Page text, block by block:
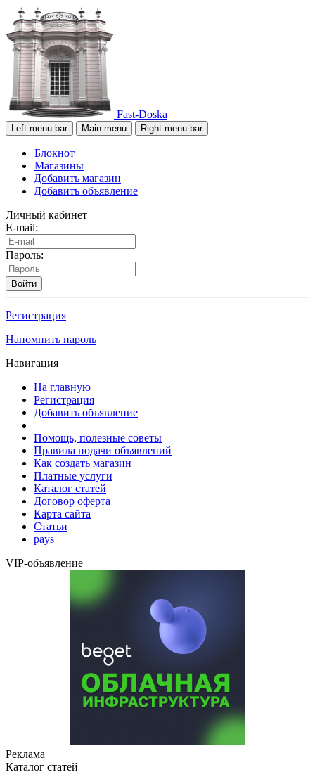
Fast-Doska
Left menu bar Main menu Right menu bar
Блокнот
Магазины
Добавить магазин
Добавить объявление
Личный кабинет
E-mail:
Пароль:
Войти
Регистрация
Напомнить пароль
Навигация
На главную
Регистрация
Добавить объявление
Помощь, полезные советы
Правила подачи объявлений
Как создать магазин
Платные услуги
Каталог статей
Договор оферта
Карта сайта
Статьи
pays
VIP-объявление
Реклама
Каталог статей